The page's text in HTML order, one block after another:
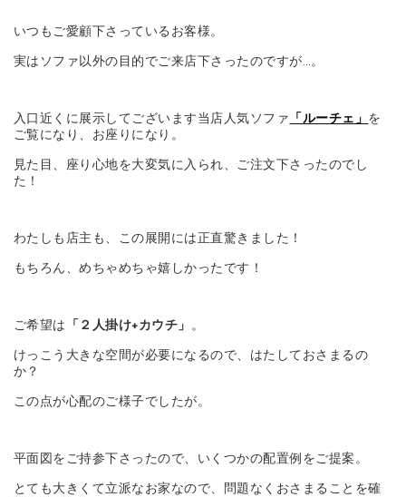
いつもご愛顧下さっているお客様。
実はソファ以外の目的でご来店下さったのですが…。
入口近くに展示してございます当店人気ソファ 「ルーチェ」 を
ご覧になり、お座りになり。
見た目、座り心地を大変気に入られ、ご注文下さったのでし
た！
わたしも店主も、この展開には正直驚きました！
もちろん、めちゃめちゃ嬉しかったです！
ご希望は 「２人掛け+カウチ」 。
けっこう大きな空間が必要になるので、はたしておさまるの
か？
この点が心配のご様子でしたが。
平面図をご持参下さったので、いくつかの配置例をご提案。
とても大きくて立派なお家なので、問題なくおさまることを確